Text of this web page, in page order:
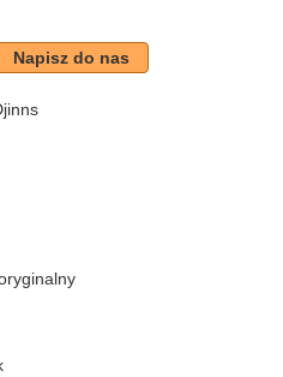
Napisz do nas